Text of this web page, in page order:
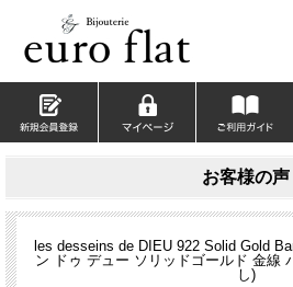
お客様の声
les desseins de DIEU 922 Solid Gold
ン ドゥ デュー ソリッドゴールド 金線
し)